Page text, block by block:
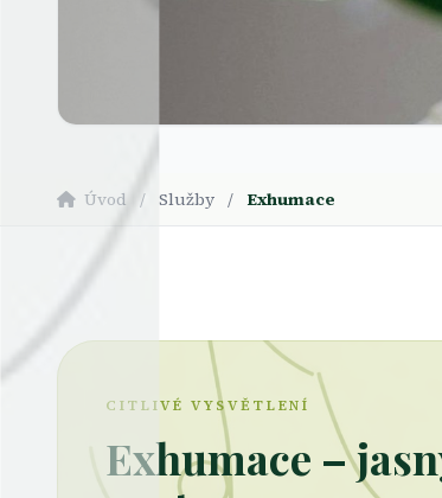
Úvod / Služby / Exhumace
CITLIVÉ VYSVĚTLENÍ
Exhumace –